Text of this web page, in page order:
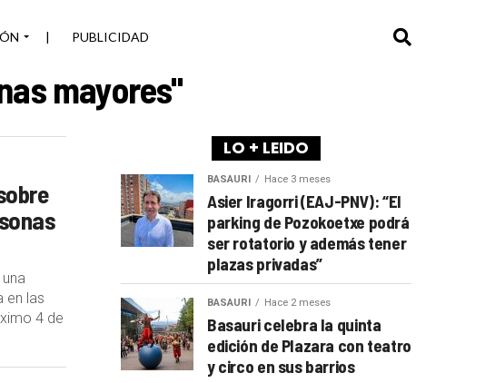
| PUBLICIDAD
mayores"
en las
4 de
LO + LEIDO
BASAURI Hace 3 meses
Asier Iragorri (EAJ-PNV): “El
parking de Pozokoetxe podrá
ser rotatorio y además tener
plazas privadas”
BASAURI Hace 2 meses
Basauri celebra la quinta
edición de Plazara con teatro
y circo en sus barrios